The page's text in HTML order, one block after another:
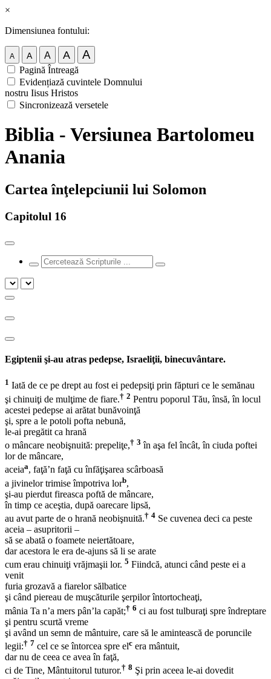
×
Dimensiunea fontului:
A A A A A
Pagină Întreagă
Evidențiază cuvintele Domnului
nostru Iisus Hristos
Sincronizează versetele
Biblia - Versiunea Bartolomeu
Anania
Cartea înţelepciunii lui Solomon
Capitolul 16
Egiptenii şi-au atras pedepse, Israeliţii, binecuvântare.
1 Iată de ce pe drept au fost ei pedepsiţi prin făpturi ce le semănau
şi chinuiţi de mulţime de fiare.† 2 Pentru poporul Tău, însă, în locul
acestei pedepse ai arătat bunăvoinţă
şi, spre a le potoli pofta nebună,
le-ai pregătit ca hrană
o mâncare neobişnuită: prepeliţe,† 3 în aşa fel încât, în ciuda poftei
lor de mâncare,
aceiaa, faţă’n faţă cu înfăţişarea scârboasă
a jivinelor trimise împotriva lorb,
şi-au pierdut fireasca poftă de mâncare,
în timp ce aceştia, după oarecare lipsă,
au avut parte de o hrană neobişnuită.† 4 Se cuvenea deci ca peste
aceia – asupritorii –
să se abată o foamete neiertătoare,
dar acestora le era de-ajuns să li se arate
cum erau chinuiţi vrăjmaşii lor. 5 Fiindcă, atunci când peste ei a
venit
furia grozavă a fiarelor sălbatice
şi când piereau de muşcăturile şerpilor întortocheaţi,
mânia Ta n’a mers pân’la capăt;† 6 ci au fost tulburaţi spre îndreptare
şi pentru scurtă vreme
şi având un semn de mântuire, care să le amintească de poruncile
legii:† 7 cel ce se întorcea spre elc era mântuit,
dar nu de ceea ce avea în faţă,
ci de Tine, Mântuitorul tuturor.† 8 Şi prin aceea le-ai dovedit